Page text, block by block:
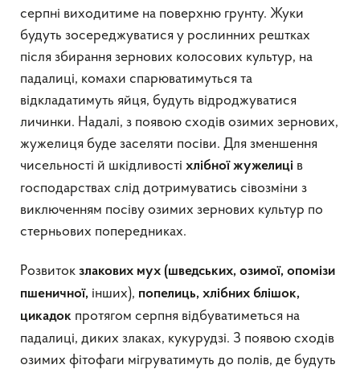
серпні виходитиме на поверхню грунту. Жуки
будуть зосереджуватися у рослинних рештках
після збирання зернових колосових культур, на
падалиці, комахи спарюватимуться та
відкладатимуть яйця, будуть відроджуватися
личинки. Надалі, з появою сходів озимих зернових,
жужелиця буде заселяти посіви. Для зменшення
чисельності й шкідливості хлібної жужелиці в
господарствах слід дотримуватись сівозміни з
виключенням посіву озимих зернових культур по
стерньових попередниках.
Розвиток злакових мух (шведських, озимої, опомізи
пшеничної, інших), попелиць, хлібних блішок,
цикадок протягом серпня відбуватиметься на
падалиці, диких злаках, кукурудзі. З появою сходів
озимих фітофаги мігруватимуть до полів, де будуть